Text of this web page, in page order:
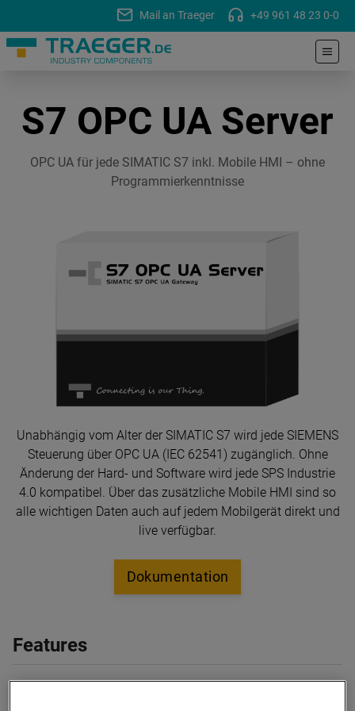
Mail an Traeger +49 961 48 23 0-0
S7 OPC UA Server
OPC UA für jede SIMATIC S7 inkl. Mobile HMI – ohne
Programmierkenntnisse
Unabhängig vom Alter der SIMATIC S7 wird jede SIEMENS
Steuerung über OPC UA (IEC 62541) zugänglich. Ohne
Änderung der Hard- und Software wird jede SPS Industrie
4.0 kompatibel. Über das zusätzliche Mobile HMI sind so
alle wichtigen Daten auch auf jedem Mobilgerät direkt und
live verfügbar.
Dokumentation
Features